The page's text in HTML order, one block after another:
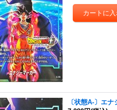
〔状態A-〕エ